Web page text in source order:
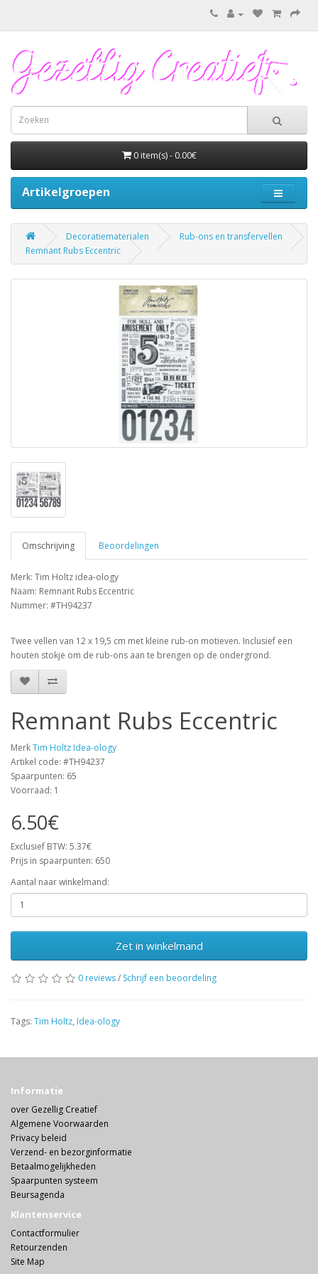
0 item(s) - 0.00€
Artikelgroepen
Decoratiematerialen
Rub-ons en transfervellen
Remnant Rubs Eccentric
Omschrijving Beoordelingen
Merk: Tim Holtz idea-ology
Naam: Remnant Rubs Eccentric
Nummer: #TH94237
Twee vellen van 12 x 19,5 cm met kleine rub-on motieven. Inclusief een
houten stokje om de rub-ons aan te brengen op de ondergrond.
Remnant Rubs Eccentric
MerkTim Holtz Idea-ology
Artikel code: #TH94237
Spaarpunten: 65
Voorraad: 1
6.50€
Exclusief BTW: 5.37€
Prijs in spaarpunten: 650
Aantal naar winkelmand:
Zet in winkelmand
0 reviews/ Schrijf een beoordeling
Tags: Tim Holtz, Idea-ology
Informatie
over Gezellig Creatief
Algemene Voorwaarden
Privacy beleid
Verzend- en bezorginformatie
Betaalmogelijkheden
Spaarpunten systeem
Beursagenda
Klantenservice
Contactformulier
Retourzenden
Site Map